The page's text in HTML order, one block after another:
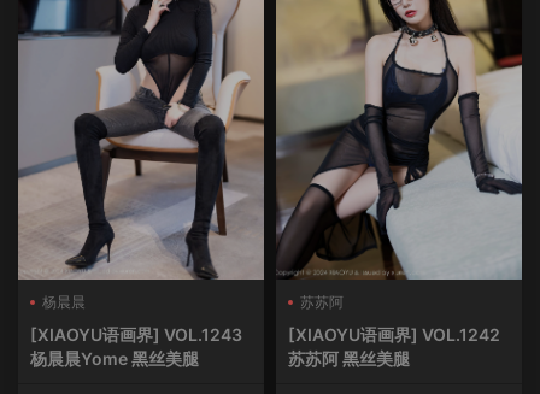
杨晨晨
[XIAOYU语画界] VOL.1243
杨晨晨Yome 黑丝美腿
苏苏阿
[XIAOYU语画界] VOL.1242
苏苏阿 黑丝美腿